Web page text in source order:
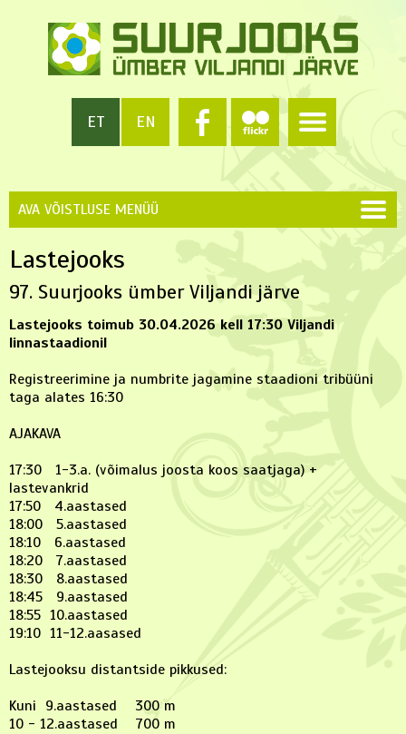
ET EN
AVA VÕISTLUSE MENÜÜ
Lastejooks
97. Suurjooks ümber Viljandi järve
Lastejooks toimub 30.04.2026 kell 17:30 Viljandi
linnastaadionil
Registreerimine ja numbrite jagamine staadioni tribüüni
taga alates 16:30
AJAKAVA
17:30 1-3.a. (võimalus joosta koos saatjaga) +
lastevankrid
17:50 4.aastased
18:00 5.aastased
18:10 6.aastased
18:20 7.aastased
18:30 8.aastased
18:45 9.aastased
18:55 10.aastased
19:10 11-12.aasased
Lastejooksu distantside pikkused:
Kuni 9.aastased 300 m
10 - 12.aastased 700 m